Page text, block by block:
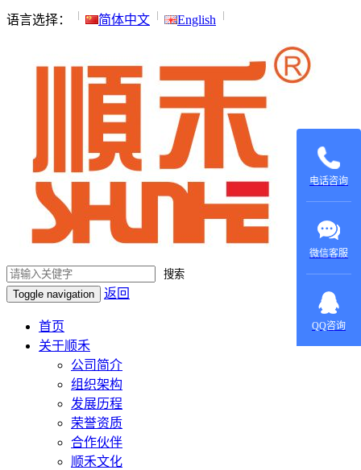
语言选择： 简体中文 English
搜索
Toggle navigation
返回
首页
关于顺禾
公司简介
组织架构
发展历程
荣誉资质
合作伙伴
顺禾文化
电话咨询
微信客服
QQ咨询
在线咨
询：
420022879
在线咨